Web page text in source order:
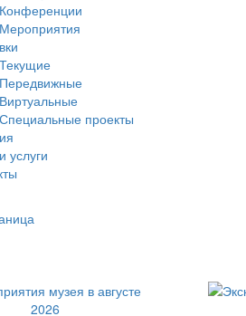
Конференции
Мероприятия
Текущие
Передвижные
Виртуальные
Специальные проекты
услуги